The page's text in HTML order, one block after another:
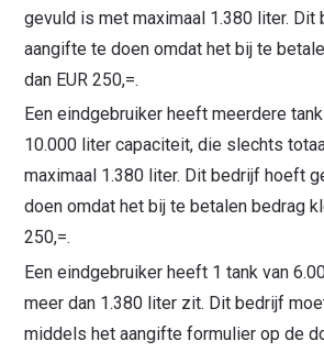
gevuld is met maximaal 1.380 liter.
aangifte te doen omdat het bij te
dan EUR 250,=.
Een eindgebruiker heeft meerdere
10.000 liter capaciteit, die slechts
maximaal 1.380 liter. Dit bedrijf hoeft
doen omdat het bij te betalen bedrag
250,=.
Een eindgebruiker heeft 1 tank van
meer dan 1.380 liter zit. Dit bedrijf
middels het aangifte formulier op de